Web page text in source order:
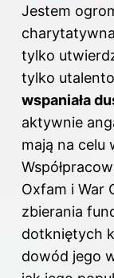
Jestem
tylko
tylko
wspaniała
aktywnie
mają na celu
Oxfam i War
zbierania
dotkniętych
dowód jego